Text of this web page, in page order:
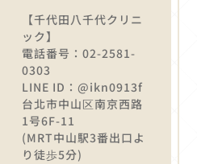
【千代田八千代クリニ
ック】
電話番号：02-2581-
0303
LINE ID：@ikn0913f
台北市中山区南京西路
1号6F-11
(MRT中山駅3番出口よ
り徒歩5分)